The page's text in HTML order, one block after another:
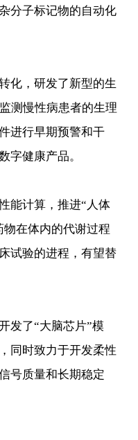
分子标记物的自动化
化，研发了新型的生
测慢性病患者的生理
进行早期预警和干
字健康产品。
能计算，推进“人体
在体内的代谢过程
试验的进程，有望替
发了“大脑芯片”模
同时致力于开发柔性
号质量和长期稳定